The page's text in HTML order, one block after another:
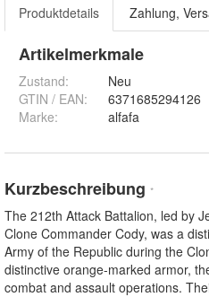
Produktdetails Zahlung,
Artikelmerkmale
Zustand:
Neu
GTIN / EAN:
6371685294126
Marke:
alfafa
Kurzbeschreibung *
The 212th Attack Battalion, led by
Clone Commander Cody, was a
Army of the Republic during the
distinctive orange-marked armor,
combat and assault operations.